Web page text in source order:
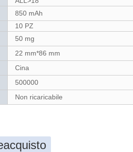
850 mAh
10 PZ
50 mg
22 mm*86 mm
Cina
500000
Non ricaricabile